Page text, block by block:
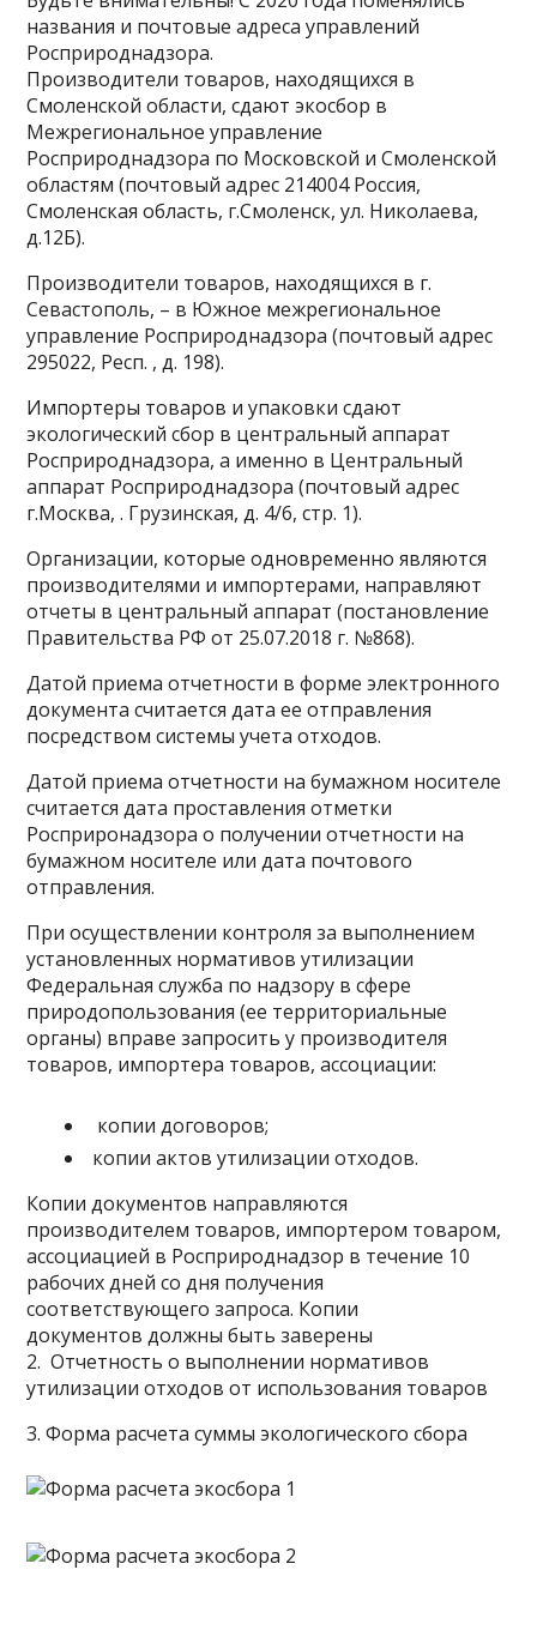
названия и почтовые адреса управлений
Росприроднадзора.
Производители товаров, находящихся в
Смоленской области, сдают экосбор в
Межрегиональное управление
Росприроднадзора по Московской и Смоленской
областям (почтовый адрес 214004 Россия,
Смоленская область, г.Смоленск, ул. Николаева,
д.12Б).
Производители товаров, находящихся в г.
Севастополь, – в Южное межрегиональное
управление Росприроднадзора (почтовый адрес
295022, Респ. , д. 198).
Импортеры товаров и упаковки сдают
экологический сбор в центральный аппарат
Росприроднадзора, а именно в Центральный
аппарат Росприроднадзора (почтовый адрес
г.Москва, . Грузинская, д. 4/6, стр. 1).
Организации, которые одновременно являются
производителями и импортерами, направляют
отчеты в центральный аппарат (постановление
Правительства РФ от 25.07.2018 г. №868).
Датой приема отчетности в форме электронного
документа считается дата ее отправления
посредством системы учета отходов.
Датой приема отчетности на бумажном носителе
считается дата проставления отметки
Росприронадзора о получении отчетности на
бумажном носителе или дата почтового
отправления.
При осуществлении контроля за выполнением
установленных нормативов утилизации
Федеральная служба по надзору в сфере
природопользования (ее территориальные
органы) вправе запросить у производителя
товаров, импортера товаров, ассоциации:
копии договоров;
копии актов утилизации отходов.
Копии документов направляются
производителем товаров, импортером товаром,
ассоциацией в Росприроднадзор в течение 10
рабочих дней со дня получения
соответствующего запроса. Копии
документов должны быть заверены
2. Отчетность о выполнении нормативов
утилизации отходов от использования товаров
3. Форма расчета суммы экологического сбора